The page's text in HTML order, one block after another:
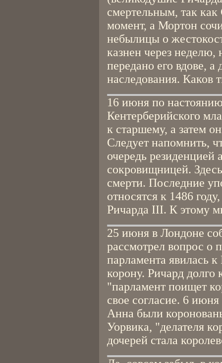
смертельным, так
момент, а Мортон
небылицы о
казнен через
передано его вдове, а
наследования. Каков
16 июня по
Кентерберийского
к старшему, а затем
Следует напомнить,
очередь резиденцией
сокровищницей.
смерти. Последние
относятся к 1486
Ричарда III. К этому
25 июня в Лондоне
рассмотрел вопрос о
парламента явилась
корону. Ричард долго
"парламент поищет
свое согласие. 6
Анна были
Уорвика, "делателя
дочерей стала